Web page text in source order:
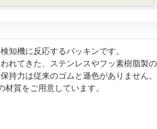
知機に反応するパッキンです。
れてきた、ステンレスやフッ素樹脂製の
持力は従来のゴムと遜色がありません。
質をご用意しています。